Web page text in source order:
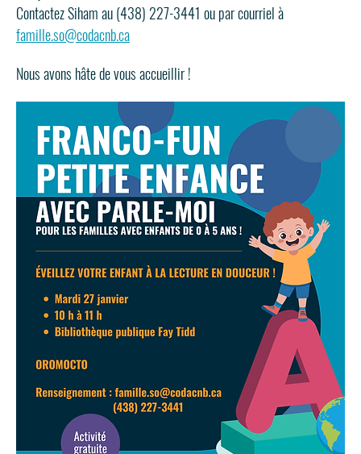
Contactez Siham au (438) 227-3441 ou par courriel à
famille.so@codacnb.ca
Nous avons hâte de vous accueillir !